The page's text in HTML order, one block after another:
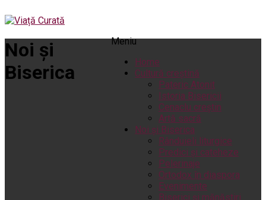
Meniu
Home
Cultură creștină
Pateric Atonit
Istoria Bisericii
Cenaclu creștin
Artă sacră
Noi și Biserica
Rânduieli liturgice
Predici și cateheze
Pelerinaje
Ortodox în diaspora
Evenimente
Biserici și mănăstiri
Noi și
Biserica